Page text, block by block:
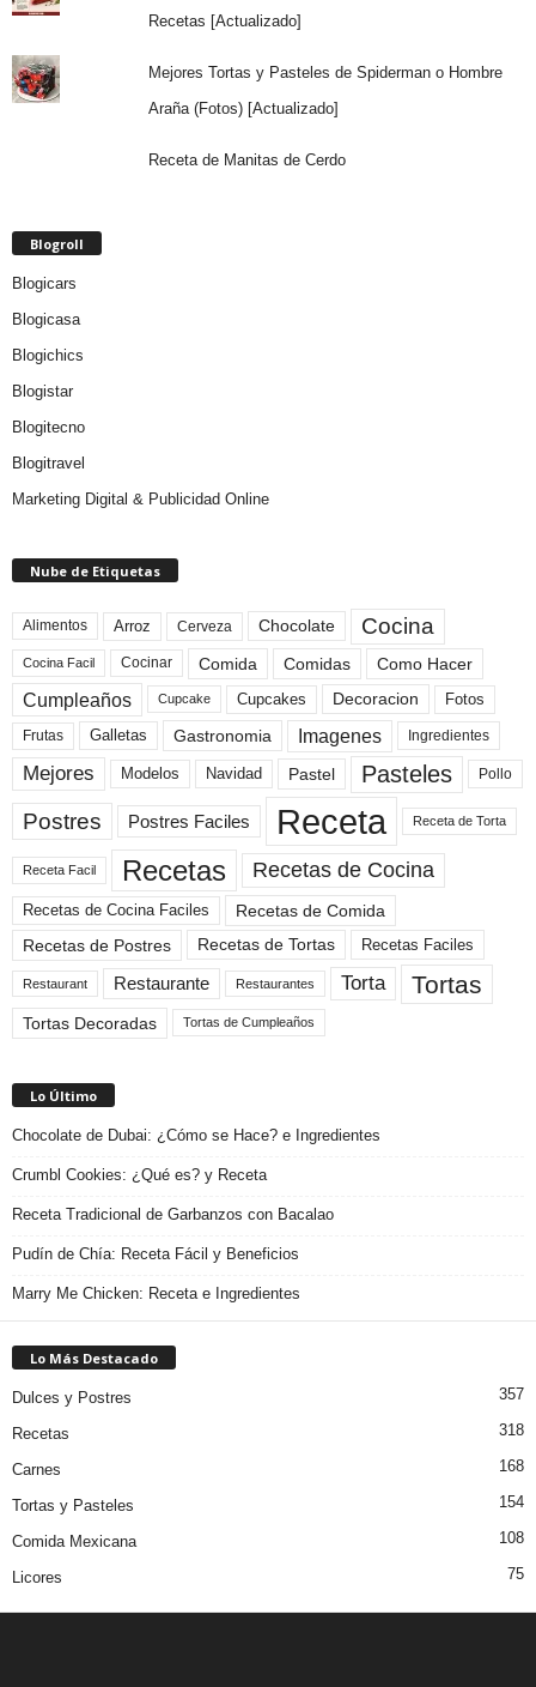
Recetas [Actualizado]
Mejores Tortas y Pasteles de Spiderman o Hombre
Araña (Fotos) [Actualizado]
Receta de Manitas de Cerdo
Blogroll
Blogicars
Blogicasa
Blogichics
Blogistar
Blogitecno
Blogitravel
Marketing Digital & Publicidad Online
Nube de Etiquetas
Alimentos Arroz Cerveza Chocolate Cocina
Cocina Facil Cocinar Comida Comidas Como Hacer
Cumpleaños Cupcake Cupcakes Decoracion Fotos
Frutas Galletas Gastronomia Imagenes Ingredientes
Mejores Modelos Navidad Pastel Pasteles Pollo
Postres Postres Faciles Receta Receta de Torta
Receta Facil Recetas Recetas de Cocina
Recetas de Cocina Faciles
Recetas de Comida
Recetas de Postres
Recetas de Tortas Recetas Faciles
Restaurant Restaurante Restaurantes Torta Tortas
Tortas Decoradas Tortas de Cumpleaños
Lo Último
Chocolate de Dubai: ¿Cómo se Hace? e Ingredientes
Crumbl Cookies: ¿Qué es? y Receta
Receta Tradicional de Garbanzos con Bacalao
Pudín de Chía: Receta Fácil y Beneficios
Marry Me Chicken: Receta e Ingredientes
Lo Más Destacado
Dulces y Postres 357
Recetas 318
Carnes 168
Tortas y Pasteles 154
Comida Mexicana 108
Licores 75